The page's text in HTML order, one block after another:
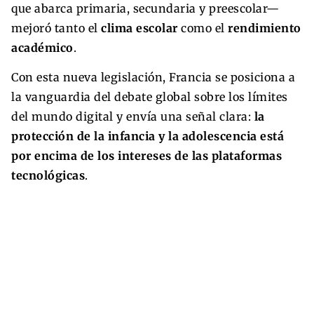
que abarca primaria, secundaria y preescolar—
mejoró tanto el clima escolarcomo el rendimiento
académico.
Con esta nueva legislación, Francia se posiciona a
la vanguardia del debate global sobre los límites
del mundo digital y envía una señal clara: la
protección de la infancia y la adolescencia está
por encima de los intereses de las plataformas
tecnológicas.